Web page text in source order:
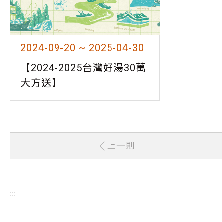
2024-09-20 ~ 2025-04-30
【2024-2025台灣好湯30萬
大方送】
上一則
:::